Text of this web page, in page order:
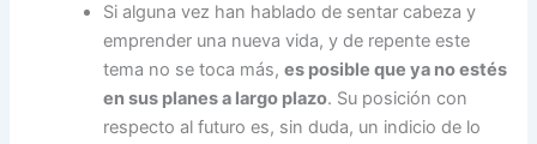
Si alguna vez han hablado de sentar cabeza y
emprender una nueva vida, y de repente este
tema no se toca más,es posible que ya no estés
en sus planes a largo plazo. Su posición con
respecto al futuro es, sin duda, un indicio de lo